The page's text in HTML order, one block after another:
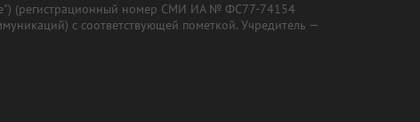
(регистрационный номер СМИ ИА № ФС77-74154
с соответствующей пометкой. Учредитель —